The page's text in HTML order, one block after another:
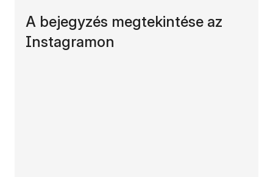
A bejegyzés megtekintése az
Instagramon